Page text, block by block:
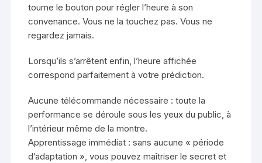
tourne le bouton pour régler l’heure à son
convenance. Vous ne la touchez pas. Vous ne
regardez jamais.
Lorsqu’ils s’arrêtent enfin, l’heure affichée
correspond parfaitement à votre prédiction.
Aucune télécommande nécessaire : toute la
performance se déroule sous les yeux du public, à
l’intérieur même de la montre.
Apprentissage immédiat : sans aucune « période
d’adaptation », vous pouvez maîtriser le secret et